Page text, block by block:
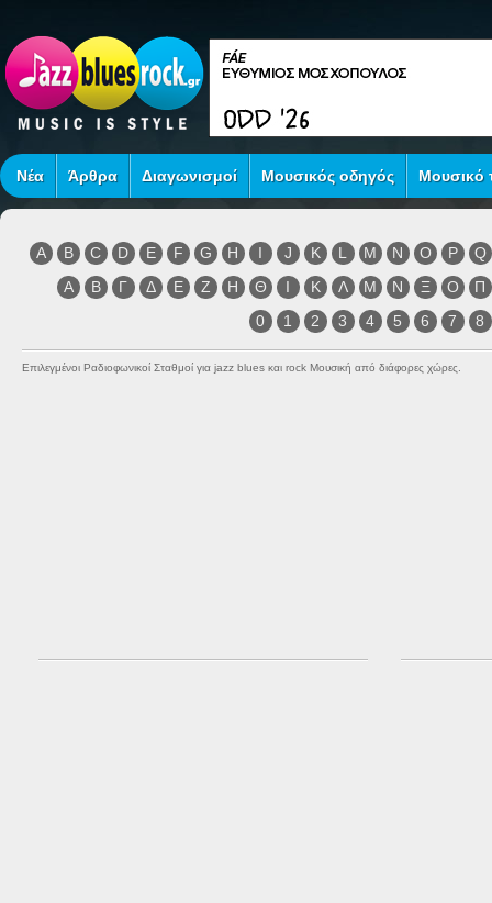
Νέα Άρθρα Διαγωνισμοί Μουσικός οδηγός Μουσικό
A B C D E F G H I J K L M N O P
Q
Α
Β Γ Δ Ε Ζ Η Θ Ι Κ Λ Μ Ν Ξ Ο
Π
0
1 2 3 4 5 6 7 8
Επιλεγμένοι Ραδιοφωνικοί Σταθμοί για jazz blues και rock Μουσική από διάφορες χώρες.